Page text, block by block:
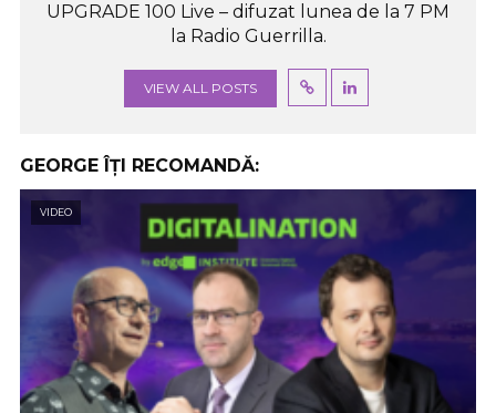
UPGRADE 100 Live – difuzat lunea de la 7 PM
la Radio Guerrilla.
VIEW ALL POSTS
GEORGE ÎȚI RECOMANDĂ:
VIDEO